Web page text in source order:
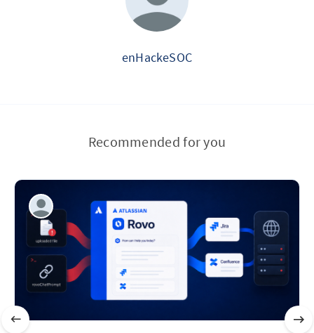
enHackeSOC
Recommended for you